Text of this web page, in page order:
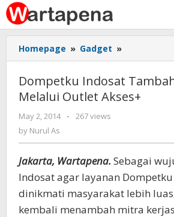
Skip
to
content
Homepage » Gadget »
Indosat
Tambah
Mitra
Lagi
Dompetku Indosat
Melalui Outlet Akses+
May 2, 2014
by
-
267 views
by Nurul As
Jakarta, Wartapena. Sebagai
Indosat agar layanan
dinikmati masyarakat lebih
kembali menambah mitra